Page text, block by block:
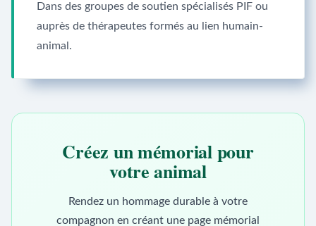
Dans des groupes de soutien spécialisés PIF ou
auprès de thérapeutes formés au lien humain-
animal.
Créez un mémorial pour
votre animal
Rendez un hommage durable à votre
compagnon en créant une page mémorial